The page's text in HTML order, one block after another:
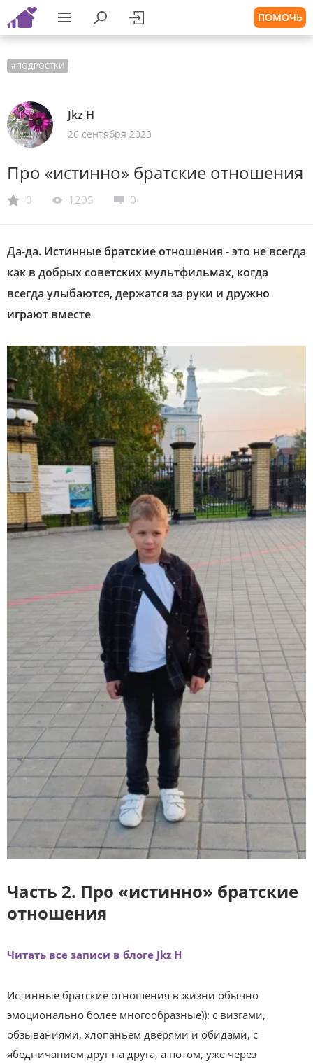
ПОМОЧЬ
#ПОДРОСТКИ
Jkz H
26 сентября 2023
Про «истинно» братские отношения
0 1205 0
Да-да. Истинные братские отношения - это не всегда
как в добрых советских мультфильмах, когда
всегда улыбаются, держатся за руки и дружно
играют вместе
Часть 2. Про «истинно» братские
отношения
Читать все записи в блоге Jkz H
Истинные братские отношения в жизни обычно
эмоционально более многообразные)): с визгами,
обзываниями, хлопаньем дверями и обидами, с
ябедничанием друг на друга, а потом, уже через